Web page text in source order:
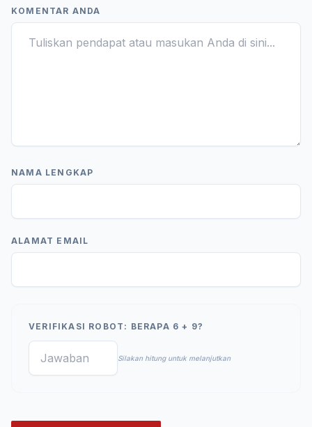
KOMENTAR ANDA
NAMA LENGKAP
ALAMAT EMAIL
VERIFIKASI ROBOT: BERAPA 6 + 9?
Silakan hitung untuk melanjutkan